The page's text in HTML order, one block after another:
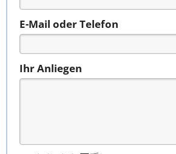
E-Mail oder Telefon
Ihr Anliegen